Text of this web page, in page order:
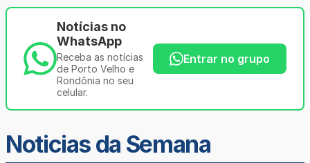
Notícias no
WhatsApp
Receba as notícias
de Porto Velho e
Rondônia no seu
celular.
Entrar no grupo
Noticias da Semana